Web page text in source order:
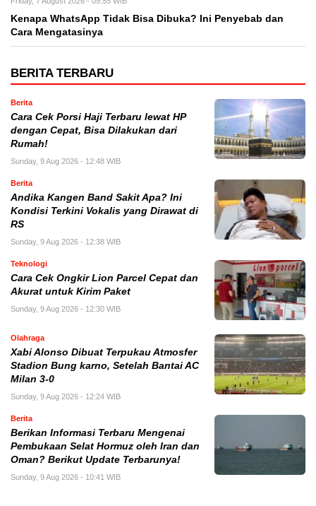
Kenapa WhatsApp Tidak Bisa Dibuka? Ini Penyebab dan
Cara Mengatasinya
BERITA TERBARU
Berita
Cara Cek Porsi Haji Terbaru lewat HP
dengan Cepat, Bisa Dilakukan dari
Rumah!
Sunday, 9 Aug 2026 - 12:48 WIB
Berita
Andika Kangen Band Sakit Apa? Ini
Kondisi Terkini Vokalis yang Dirawat di
RS
Sunday, 9 Aug 2026 - 12:38 WIB
Teknologi
Cara Cek Ongkir Lion Parcel Cepat dan
Akurat untuk Kirim Paket
Sunday, 9 Aug 2026 - 12:30 WIB
Olahraga
Xabi Alonso Dibuat Terpukau Atmosfer
Stadion Bung karno, Setelah Bantai AC
Milan 3-0
Sunday, 9 Aug 2026 - 12:24 WIB
Berita
Berikan Informasi Terbaru Mengenai
Pembukaan Selat Hormuz oleh Iran dan
Oman? Berikut Update Terbarunya!
Sunday, 9 Aug 2026 - 10:41 WIB